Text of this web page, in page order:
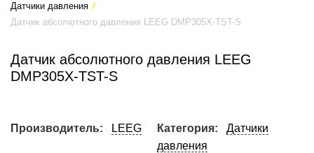
Датчики давления /
Датчик абсолютного давления LEEG DMP305X-TST-S
Датчик абсолютного давления LEEG
DMP305X-TST-S
Производитель: LEEG Категория:
Датчики
давления